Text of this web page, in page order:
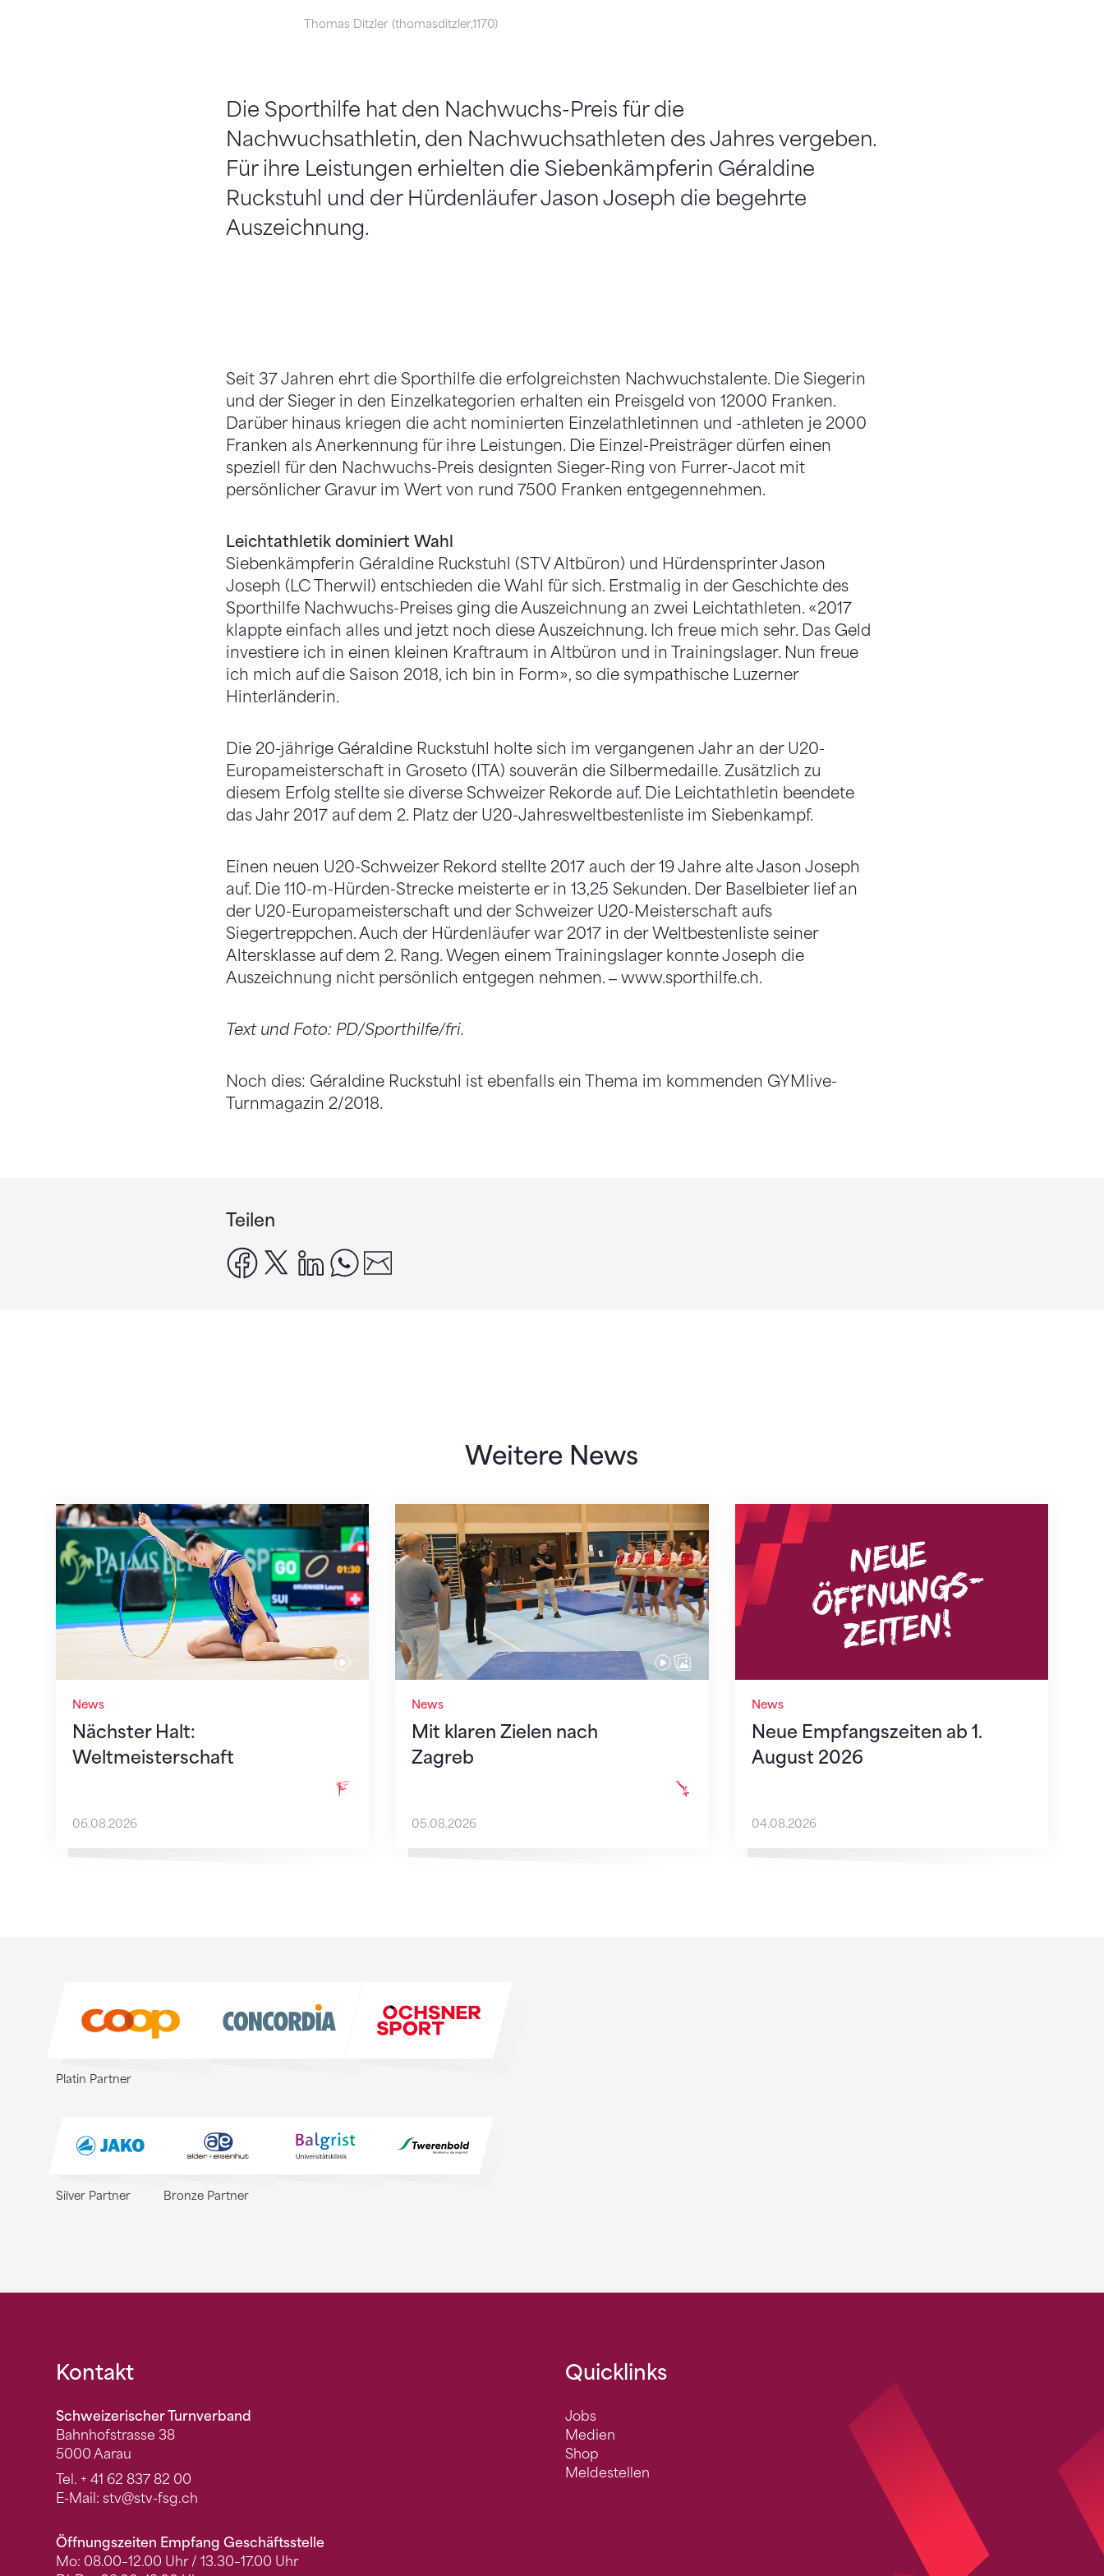
Thomas Ditzler (thomasditzler,1170)
Die Sporthilfe hat den Nachwuchs-Preis für die
Nachwuchsathletin, den Nachwuchsathleten des Jahres vergeben.
Für ihre Leistungen erhielten die Siebenkämpferin Géraldine
Ruckstuhl und der Hürdenläufer Jason Joseph die begehrte
Auszeichnung.
Seit 37 Jahren ehrt die Sporthilfe die erfolgreichsten Nachwuchstalente. Die Siegerin
und der Sieger in den Einzelkategorien erhalten ein Preisgeld von 12000 Franken.
Darüber hinaus kriegen die acht nominierten Einzelathletinnen und -athleten je 2000
Franken als Anerkennung für ihre Leistungen. Die Einzel-Preisträger dürfen einen
speziell für den Nachwuchs-Preis designten Sieger-Ring von Furrer-Jacot mit
persönlicher Gravur im Wert von rund 7500 Franken entgegennehmen.
Leichtathletik dominiert Wahl
Siebenkämpferin Géraldine Ruckstuhl (STV Altbüron) und Hürdensprinter Jason
Joseph (LC Therwil) entschieden die Wahl für sich. Erstmalig in der Geschichte des
Sporthilfe Nachwuchs-Preises ging die Auszeichnung an zwei Leichtathleten. «2017
klappte einfach alles und jetzt noch diese Auszeichnung. Ich freue mich sehr. Das Geld
investiere ich in einen kleinen Kraftraum in Altbüron und in Trainingslager. Nun freue
ich mich auf die Saison 2018, ich bin in Form», so die sympathische Luzerner
Hinterländerin.
Die 20-jährige Géraldine Ruckstuhl holte sich im vergangenen Jahr an der U20-
Europameisterschaft in Groseto (ITA) souverän die Silbermedaille. Zusätzlich zu
diesem Erfolg stellte sie diverse Schweizer Rekorde auf. Die Leichtathletin beendete
das Jahr 2017 auf dem 2. Platz der U20-Jahresweltbestenliste im Siebenkampf.
Einen neuen U20-Schweizer Rekord stellte 2017 auch der 19 Jahre alte Jason Joseph
auf. Die 110-m-Hürden-Strecke meisterte er in 13,25 Sekunden. Der Baselbieter lief an
der U20-Europameisterschaft und der Schweizer U20-Meisterschaft aufs
Siegertreppchen. Auch der Hürdenläufer war 2017 in der Weltbestenliste seiner
Altersklasse auf dem 2. Rang. Wegen einem Trainingslager konnte Joseph die
Auszeichnung nicht persönlich entgegen nehmen. ‒ www.sporthilfe.ch.
Text und Foto: PD/Sporthilfe/fri.
Noch dies: Géraldine Ruckstuhl ist ebenfalls ein Thema im kommenden GYMlive-
Turnmagazin 2/2018.
Teilen
facebook
x linkedinwhatsapp
Weitere News
News
Nächster Halt:
Weltmeisterschaft
Nächster Halt: Weltmeisterschaft
06.08.2026
News
Mit klaren Zielen nach
Zagreb
Mit klaren Zielen nach Zagreb
05.08.2026
News
Neue Empfangszeiten ab 1.
August 2026
Neue Empfangszeiten ab 1. August 2026
04.08.2026
Platin Partner
Silver Partner Bronze Partner
Fusszeile
Kontakt
Schweizerischer Turnverband
Bahnhofstrasse 38
5000 Aarau
Tel. + 41 62 837 82 00
E-Mail: stv@stv-fsg.ch
Öffnungszeiten Empfang Geschäftsstelle
Mo: 08.00–12.00 Uhr / 13.30–17.00 Uhr
Quicklinks
Jobs
Medien
Shop
Meldestellen